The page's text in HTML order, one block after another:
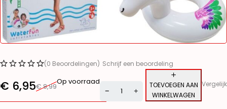
(0 Beoordelingen) Schrijf een beoordeling
€8,99
€ 6,95 Op voorraad
TOEVOEGEN AAN
WINKELWAGEN
Vergelijk